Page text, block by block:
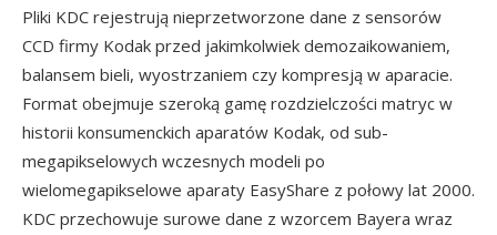
Pliki KDC rejestrują nieprzetworzone dane z sensorów
CCD firmy Kodak przed jakimkolwiek demozaikowaniem,
balansem bieli, wyostrzaniem czy kompresją w aparacie.
Format obejmuje szeroką gamę rozdzielczości matryc w
historii konsumenckich aparatów Kodak, od sub-
megapikselowych wczesnych modeli po
wielomegapikselowe aparaty EasyShare z połowy lat 2000.
KDC przechowuje surowe dane z wzorcem Bayera wraz